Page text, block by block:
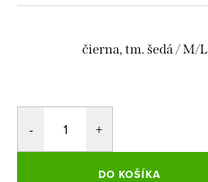
čierna, tm. šedá / M/L
DO KOŠÍKA